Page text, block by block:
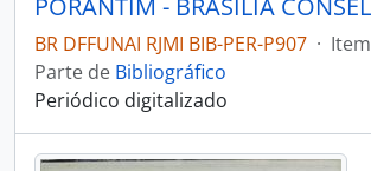
BR DFFUNAI RJMI BIB-PER-P907 · Item
Parte de Bibliográfico
Periódico digitalizado